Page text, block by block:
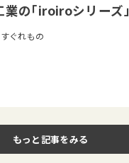
の「iroiroシリーズ」
ぐれもの
もっと記事をみる